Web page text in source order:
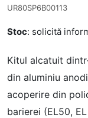
UR80SP6B00113
Stoc: solicită
Kitul alcatuit
din aluminiu
acoperire din
barierei (EL50,